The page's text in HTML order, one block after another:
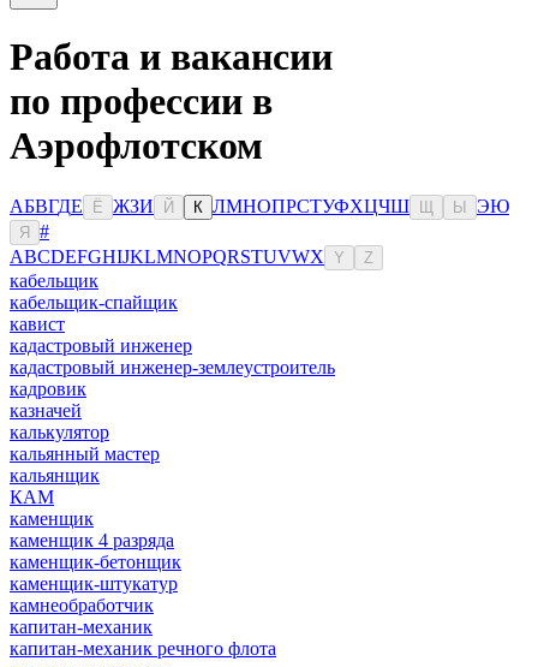
Работа и вакансии
по профессии в
Аэрофлотском
АБВГДЕ Ё ЖЗИ Й К ЛМНОПРСТУФХЦЧШ Ы ЭЮ
Я
#
ABCDEFGHIJKLMNOPQRSTUVWX Y Z
кабельщик
кабельщик-спайщик
кавист
кадастровый инженер
кадастровый инженер-землеустроитель
кадровик
казначей
калькулятор
кальянный мастер
кальянщик
КАМ
каменщик
каменщик 4 разряда
каменщик-бетонщик
каменщик-штукатур
камнеобработчик
капитан-механик
капитан-механик речного флота